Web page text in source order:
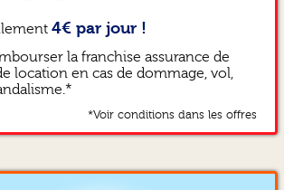
4€ par jour !
la franchise assurance de
location en cas de dommage, vol,
*Voir conditions dans les offres